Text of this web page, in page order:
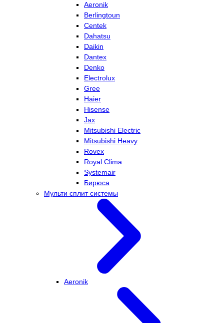
Aeronik
Berlingtoun
Centek
Dahatsu
Daikin
Dantex
Denko
Electrolux
Gree
Haier
Hisense
Jax
Mitsubishi Electric
Mitsubishi Heavy
Rovex
Royal Clima
Systemair
Бирюса
Мульти сплит системы
Aeronik